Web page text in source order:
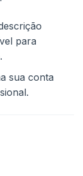
para
sua conta